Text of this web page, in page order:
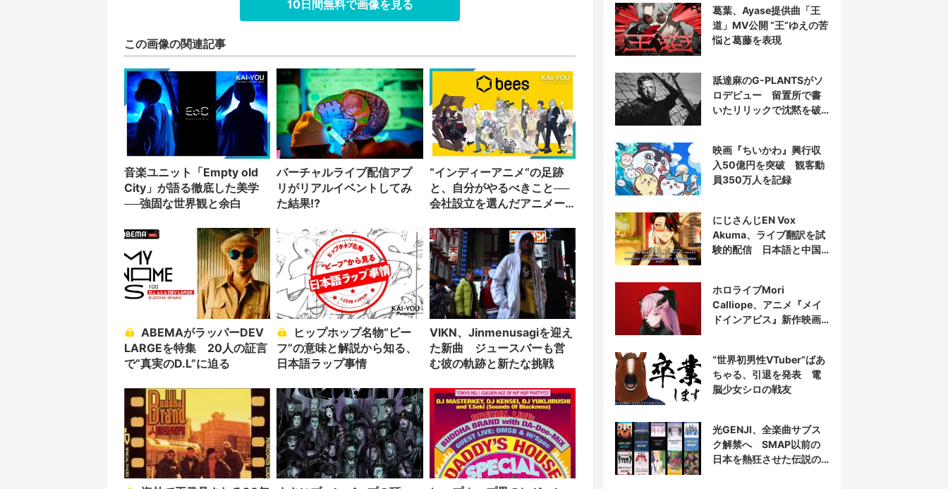
10日間無料で画像を見る
この画像の関連記事
音楽ユニット「Empty old
City」が語る徹底した美学
──強固な世界観と余白
バーチャルライブ配信アプ
リがリアルイベントしてみ
た結果!?
“インディーアニメ“の足跡
と、自分がやるべきこと──
会社設立を選んだアニメー
LARGEを特集 20人の証言
で“真実のD.L”に迫る
フ”の意味と解説から知る、
日本語ラップ事情
VIKN、Jinmenusagiを迎え
た新曲 ジュースバーも営
む彼の軌跡と新たな挑戦
葛葉、Ayase提供曲「王
道」MV公開 “王”ゆえの苦
悩と葛藤を表現
舐達麻のG-PLANTSがソ
ロデビュー 留置所で書
いたリリックで沈黙を破
映画『ちいかわ』興行収
入50億円を突破 観客動
員350万人を記録
にじさんじEN Vox
Akuma、ライブ翻訳を試
験的配信 日本語と中国
ホロライブMori
Calliope、アニメ『メイ
ドインアビス』新作映画
“世界初男性VTuber”ばあ
ちゃる、引退を発表 電
脳少女シロの戦友
光GENJI、全楽曲サブス
ク解禁へ SMAP以前の
日本を熱狂させた伝説の